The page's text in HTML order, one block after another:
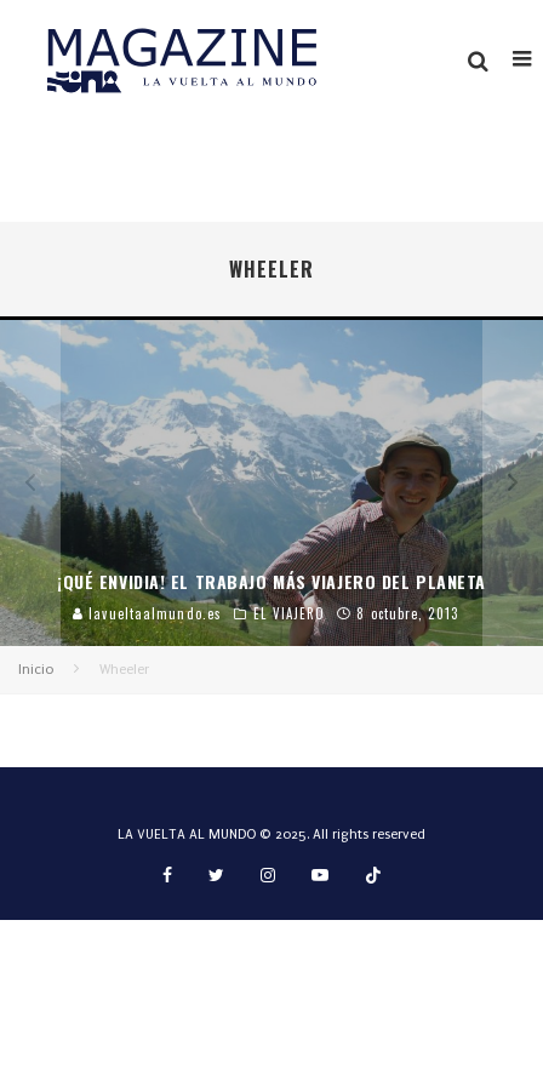
WHEELER
¡QUÉ ENVIDIA! EL TRABAJO MÁS VIAJERO DEL PLANETA
lavueltaalmundo.es EL VIAJERO 8 octubre, 2013
Inicio Wheeler
LA VUELTA AL MUNDO © 2025. All rights reserved